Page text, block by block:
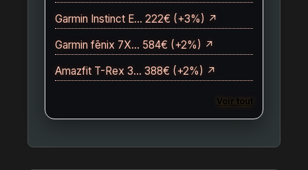
Garmin Instinct E… 222€ (+3%) ↗
Garmin fēnix 7X… 584€ (+2%) ↗
Amazfit T-Rex 3… 388€ (+2%) ↗
Voir tout